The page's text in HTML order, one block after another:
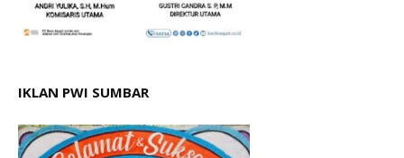
IKLAN PWI SUMBAR